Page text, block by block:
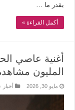
بقدر ما …
أكمل القراءة »
أغنية عاصي
المليون
مايو 30, 2026 أخبار